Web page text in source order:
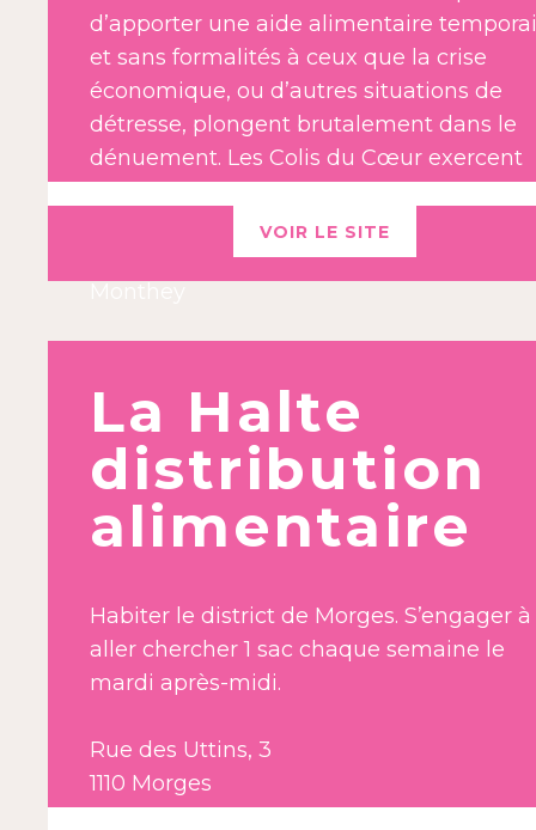
d’apporter une aide alimentaire
et sans formalités à ceux que la crise
économique, ou d’autres situations de
détresse, plongent brutalement dans le
dénuement. Les Colis du Cœur exercent
Maison paroissiale- Rue de l’église 10,
VOIR LE SITE
La Halte
distribution
alimentaire
Habiter le district de Morges. S’engager à
aller chercher 1 sac chaque semaine le
mardi après-midi.
Rue des Uttins, 3
1110 Morges